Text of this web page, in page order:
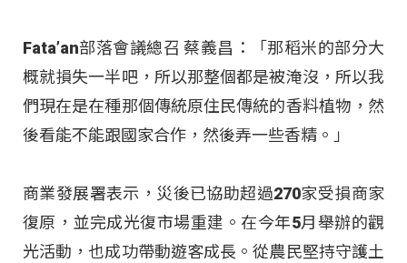
Fata’an部落會議總召 蔡義昌：「那稻米的部分大
概就損失一半吧，所以那整個都是被淹沒，所以我
們現在是在種那個傳統原住民傳統的香料植物，然
後看能不能跟國家合作，然後弄一些香精。」
商業發展署表示，災後已協助超過270家受損商家
復原，並完成光復市場重建。在今年5月舉辦的觀
光活動，也成功帶動遊客成長。從農民堅持守護土